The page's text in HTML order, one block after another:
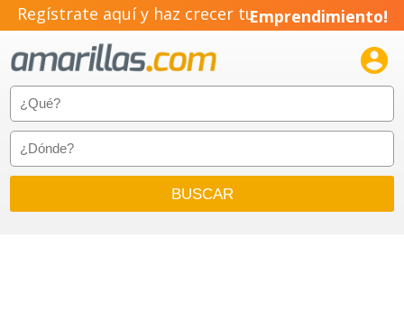
Regístrate aquí y haz crecer tuEmprendimiento!
